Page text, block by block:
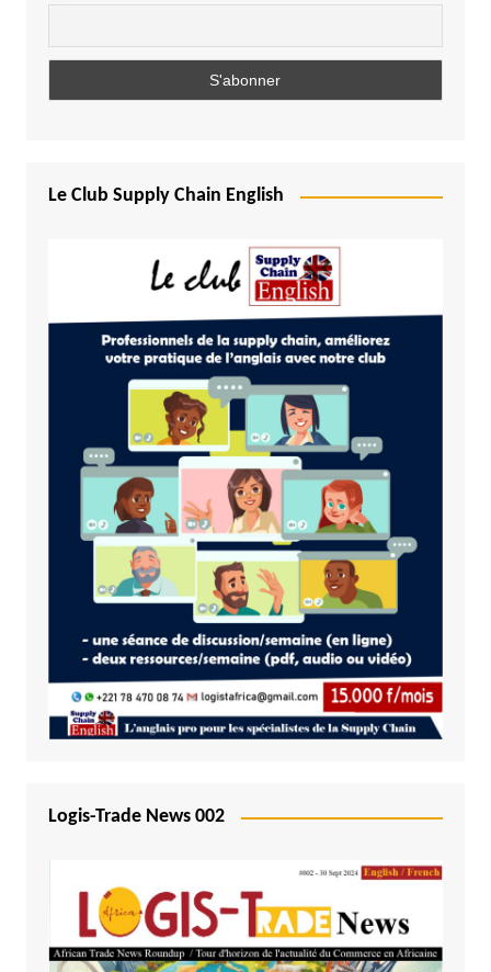
Le Club Supply Chain English
Logis-Trade News 002